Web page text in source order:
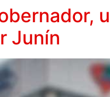
Junín